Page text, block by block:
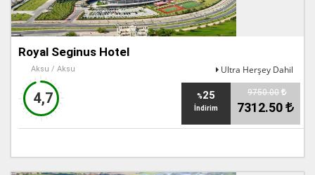
Royal Seginus Hotel
Aksu / Aksu Ultra Herşey Dahil
4,7 %25
İndirim
9750.00
7312.50